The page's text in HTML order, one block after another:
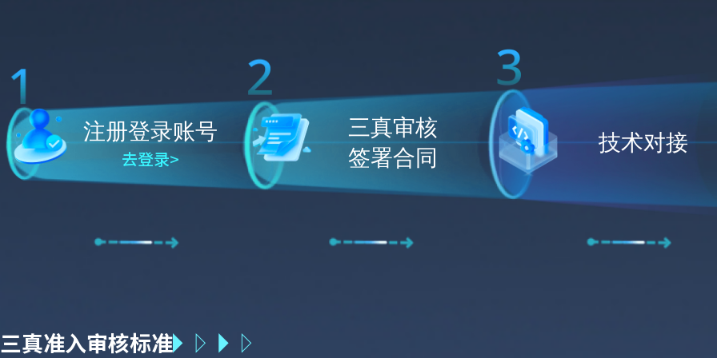
注册登录账号
去登录>
三真审核
签署合同
技术对接
三真准入审核标准